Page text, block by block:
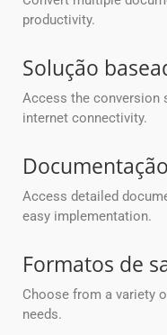
productivity.
Solução
Access the conversion
internet connectivity.
Access detailed
easy implementation.
Formatos de
Choose from a variety
needs.